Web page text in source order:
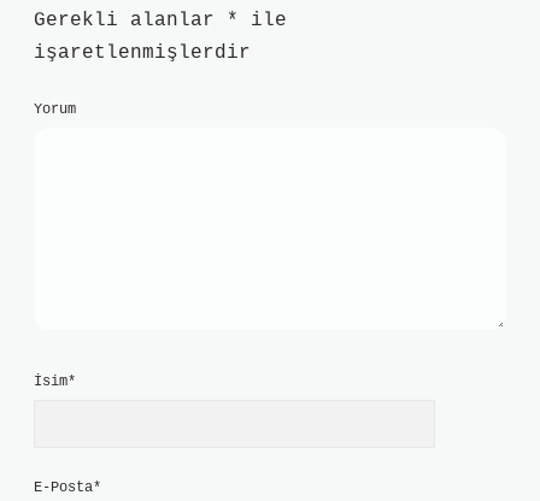
Gerekli alanlar
*
ile
işaretlenmişlerdir
Yorum
İsim*
E-Posta*